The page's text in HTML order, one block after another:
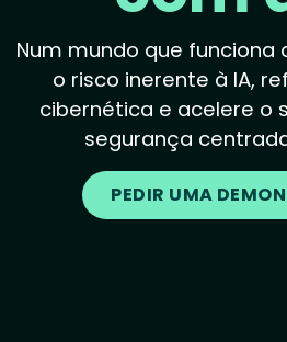
Num mundo que funciona
o risco inerente à IA,
cibernética e acelere o
segurança
PEDIR UMA